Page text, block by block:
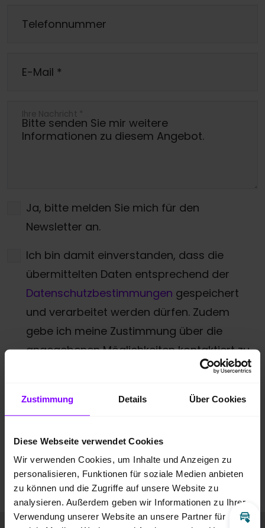
Zustimmung Details Über Cookies
Diese Webseite verwendet Cookies
Wir verwenden Cookies, um Inhalte und Anzeigen zu
personalisieren, Funktionen für soziale Medien anbieten
zu können und die Zugriffe auf unsere Website zu
analysieren. Außerdem geben wir Informationen zu Ihrer
Verwendung unserer Website an unsere Partner für
Telefonnummer
E-Mail *
Ihre Nachricht *
Ja, bitte melden Sie mich für den
Newsletter an.
Ich bin damit einverstanden, dass die
übermittelten Daten entsprechend der
Datenschutzbestimmungen gespeichert
und verarbeitet werden dürfen. Zudem
gebe ich meine Zustimmung über die
angegebenen Möglichkeiten kontaktiert zu
* Pflichtfeld
Hier klicken
Anfrage absenden